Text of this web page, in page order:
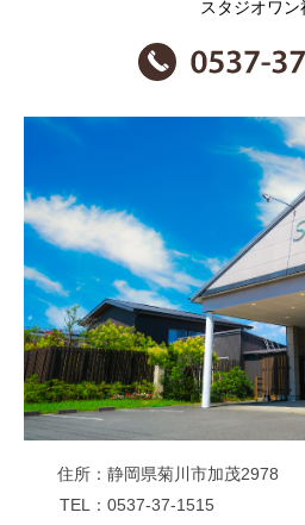
スタジオワン
住所
静岡県菊川市加茂2978
TEL
0537-37-1515